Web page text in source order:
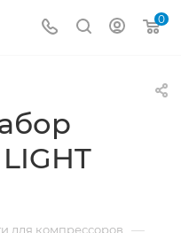
0
для компрессоров